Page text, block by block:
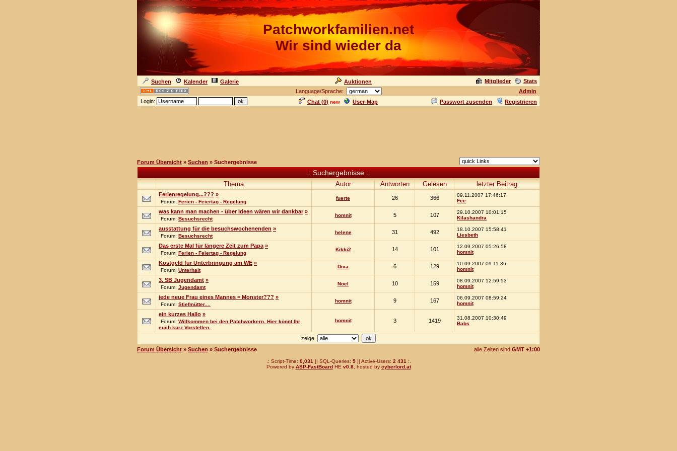
Patchworkfamilien.net
Wir sind wieder da
Suchen Kalender Galerie Auktionen Mitglieder
Stats
Language/Sprache:
Admin
Login:
Chat (0) new User-Map Passwort zusenden Registrieren
Forum Übersicht » Suchen » Suchergebnisse
.: Suchergebnisse :.
Thema Autor Antworten Gelesen letzter Beitrag
Ferienregelung...??? »
Forum: Ferien - Feiertag - Regelung
fuerte 26 366
09.11.2007 17:46:17
Fee
was kann man machen - über Ideen wären wir dankbar »
Forum: Besuchsrecht
homnit 5 107
29.10.2007 10:01:15
Kilashandra
ausstattung für die besuchswochenenden »
Forum: Besuchsrecht
helene 31 492
18.10.2007 15:58:41
Liesbeth
Das erste Mal für längere Zeit zum Papa »
Forum: Ferien - Feiertag - Regelung
Kikki2 14 101
12.09.2007 05:26:58
homnit
Kostgeld für Unterbringung am WE »
Forum: Unterhalt
Diva 6 129
10.09.2007 09:11:36
homnit
3. SB Jugendamt »
Forum: Jugendamt
Noel 10 159
08.09.2007 12:59:53
homnit
jede neue Frau eines Mannes = Monster??? »
Forum: Stiefmütter....
homnit 9 167
06.09.2007 08:59:24
homnit
ein kurzes Hallo »
Forum: Willkommen bei den Patchworkern. Hier könnt Ihr
euch kurz Vorstellen.
homnit 3 1419
31.08.2007 10:30:49
Babs
zeige
Forum Übersicht » Suchen » Suchergebnisse alle Zeiten sind GMT +1:00
.: Script-Time: 0,031 || SQL-Queries: 5|| Active-Users: 2 431 :.
Powered by ASP-FastBoardHE v0.8, hosted by cyberlord.at